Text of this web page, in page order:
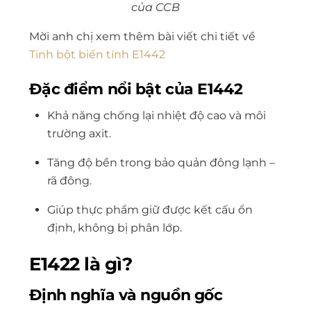
của CCB
Mời anh chị xem thêm bài viết chi tiết về
Tinh bột biến tính E1442
Đặc điểm nổi bật của E1442
Khả năng chống lại nhiệt độ cao và môi
trường axit.
Tăng độ bền trong bảo quản đông lạnh –
rã đông.
Giúp thực phẩm giữ được kết cấu ổn
định, không bị phân lớp.
E1422 là gì?
Định nghĩa và nguồn gốc